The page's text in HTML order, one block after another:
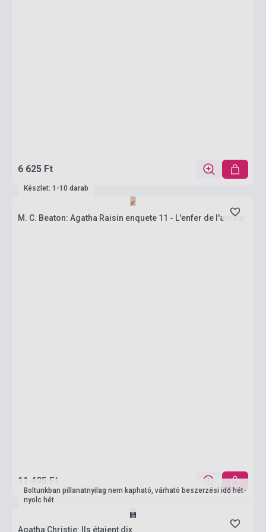
6 625 Ft
Készlet: 1-10 darab
M. C. Beaton: Agatha Raisin enquete 11 - L'enfer de l'amour
11 495 Ft
Boltunkban pillanatnyilag nem kapható, várható beszerzési idő hét-
nyolc hét
Agatha Christie: Ils étaient dix